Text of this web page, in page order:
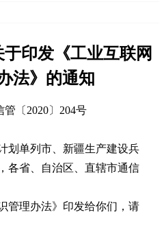
印发《工业互联网
法》的通知
管〔2020〕204号
划单列市、新疆生产建设兵
各省、自治区、直辖市通信
理办法》印发给你们，请